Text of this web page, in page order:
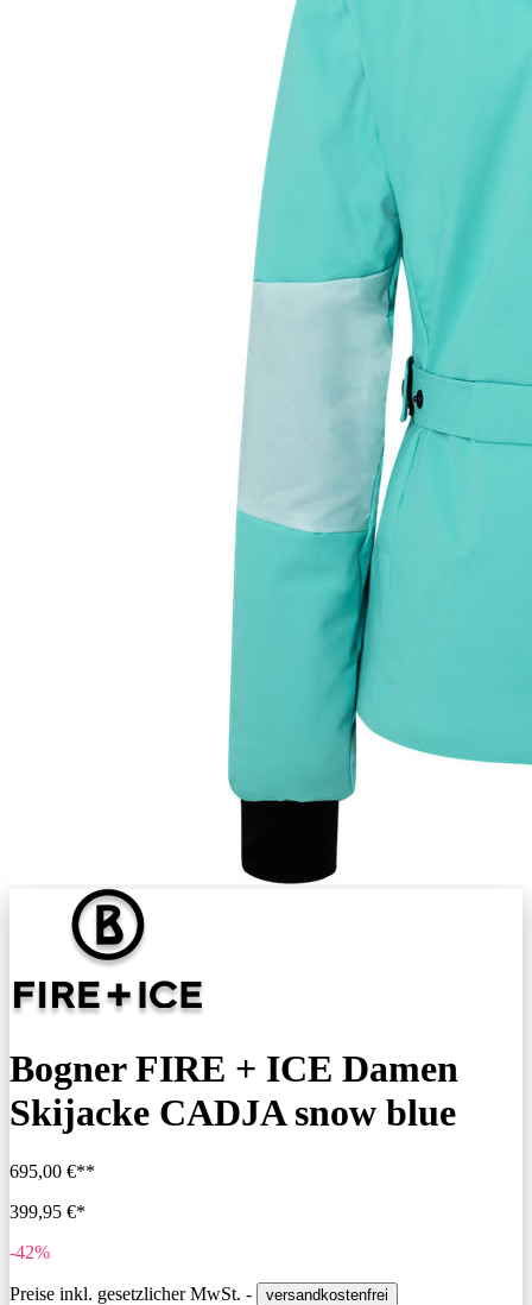
Bogner FIRE + ICE Damen
Skijacke CADJA snow blue
695,00 €**
399,95 €*
-42%
Preise inkl. gesetzlicher MwSt. - versandkostenfrei